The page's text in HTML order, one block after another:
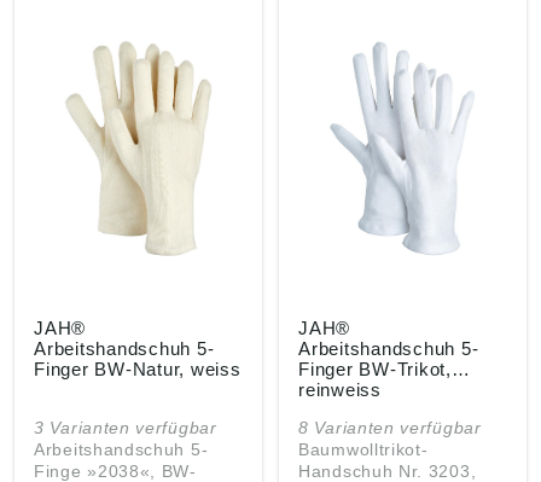
JAH®
Arbeitshandschuh 5-
Finger BW-Natur, weiss
3 Varianten verfügbar
Arbeitshandschuh 5-
Finge »2038«, BW-
JAH®
Arbeitshandschuh 5-
Finger BW-Trikot,
reinweiss
8 Varianten verfügbar
Baumwolltrikot-
Handschuh Nr. 3203,